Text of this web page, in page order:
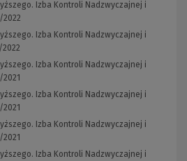
Izba Kontroli Nadzwyczajnej i
2022
Izba Kontroli Nadzwyczajnej i
Izba Kontroli Nadzwyczajnej i
Izba Kontroli Nadzwyczajnej i
Izba Kontroli Nadzwyczajnej i
Izba Kontroli Nadzwyczajnej i